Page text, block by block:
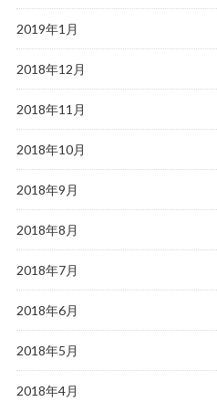
2019年1月
2018年12月
2018年11月
2018年10月
2018年9月
2018年8月
2018年7月
2018年6月
2018年5月
2018年4月